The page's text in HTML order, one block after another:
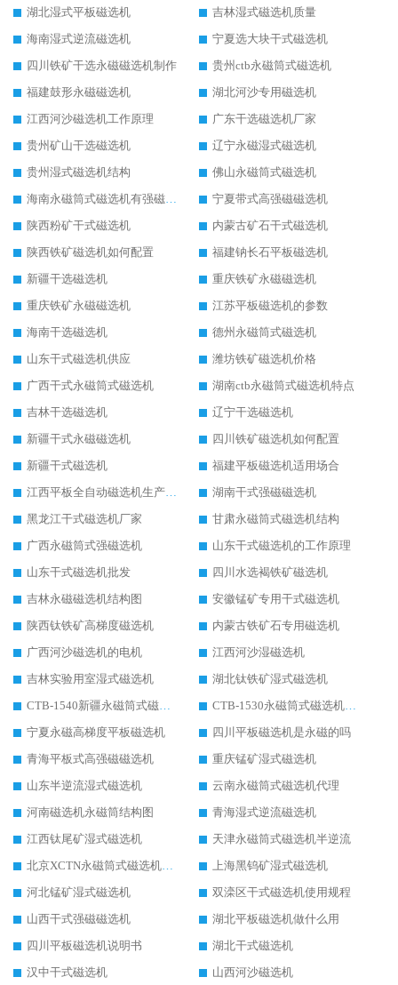
湖北湿式平板磁选机
吉林湿式磁选机质量
海南湿式逆流磁选机
宁夏选大块干式磁选机
四川铁矿干选永磁磁选机制作
贵州ctb永磁筒式磁选机
福建鼓形永磁磁选机
湖北河沙专用磁选机
江西河沙磁选机工作原理
广东干选磁选机厂家
贵州矿山干选磁选机
辽宁永磁湿式磁选机
贵州湿式磁选机结构
佛山永磁筒式磁选机
海南永磁筒式磁选机有强磁的吗
宁夏带式高强磁磁选机
陕西粉矿干式磁选机
内蒙古矿石干式磁选机
陕西铁矿磁选机如何配置
福建钠长石平板磁选机
新疆干选磁选机
重庆铁矿永磁磁选机
重庆铁矿永磁磁选机
江苏平板磁选机的参数
海南干选磁选机
德州永磁筒式磁选机
山东干式磁选机供应
潍坊铁矿磁选机价格
广西干式永磁筒式磁选机
湖南ctb永磁筒式磁选机特点
吉林干选磁选机
辽宁干选磁选机
新疆干式永磁磁选机
四川铁矿磁选机如何配置
新疆干式磁选机
福建平板磁选机适用场合
江西平板全自动磁选机生产厂家
湖南干式强磁磁选机
黑龙江干式磁选机厂家
甘肃永磁筒式磁选机结构
广西永磁筒式强磁选机
山东干式磁选机的工作原理
山东干式磁选机批发
四川水选褐铁矿磁选机
吉林永磁磁选机结构图
安徽锰矿专用干式磁选机
陕西钛铁矿高梯度磁选机
内蒙古铁矿石专用磁选机
广西河沙磁选机的电机
江西河沙湿磁选机
吉林实验用室湿式磁选机
湖北钛铁矿湿式磁选机
CTB-1540新疆永磁筒式磁选机
CTB-1530永磁筒式磁选机代理商
宁夏永磁高梯度平板磁选机
四川平板磁选机是永磁的吗
青海平板式高强磁磁选机
重庆锰矿湿式磁选机
山东半逆流湿式磁选机
云南永磁筒式磁选机代理
河南磁选机永磁筒结构图
青海湿式逆流磁选机
江西钛尾矿湿式磁选机
天津永磁筒式磁选机半逆流
北京XCTN永磁筒式磁选机磁块位置
上海黑钨矿湿式磁选机
河北锰矿湿式磁选机
双滦区干式磁选机使用规程
山西干式强磁磁选机
湖北平板磁选机做什么用
四川平板磁选机说明书
湖北干式磁选机
汉中干式磁选机
山西河沙磁选机